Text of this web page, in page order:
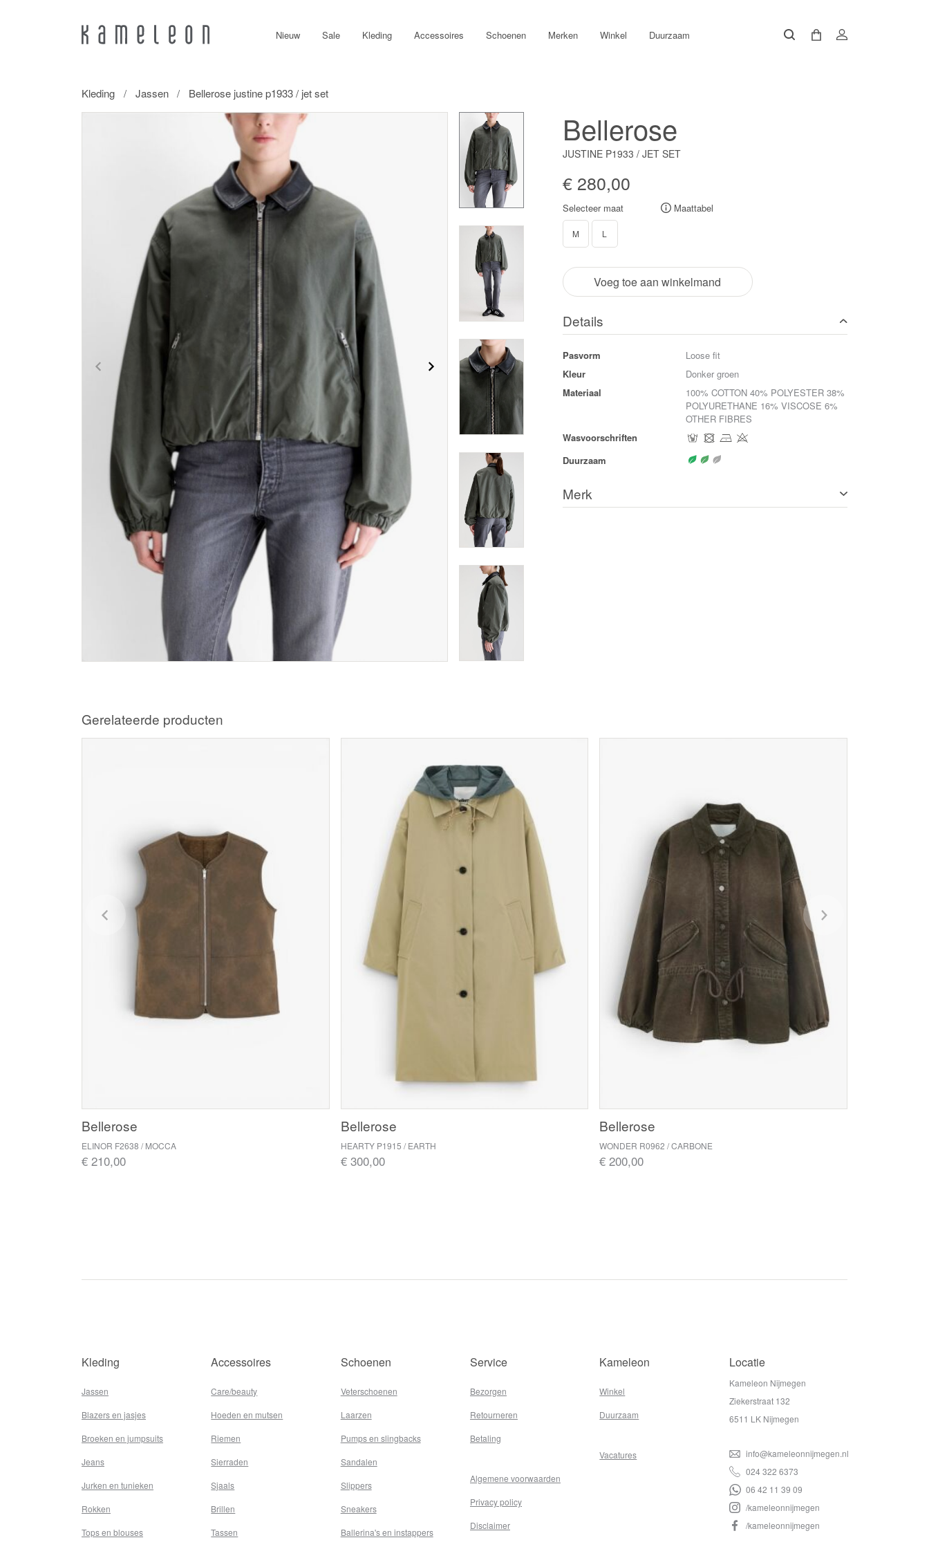
Nieuw Sale Kleding Accessoires Schoenen Merken Winkel Duurzaam
Kleding Jassen Bellerose justine p1933 / jet set
Bellerose
JUSTINE P1933 / JET SET
€ 280,00
Selecteer maat Maattabel
M L
Voeg toe aan winkelmand
Details
Pasvorm
Loose fit
Kleur
Donker groen
Materiaal
100% COTTON 40% POLYESTER 38%
POLYURETHANE 16% VISCOSE 6%
OTHER FIBRES
Wasvoorschriften
Duurzaam
Merk
Gerelateerde producten
Bellerose
ELINOR F2638 / MOCCA
€ 210,00
Bellerose
HEARTY P1915 / EARTH
€ 300,00
Bellerose
WONDER R0962 / CARBONE
€ 200,00
Kleding
Jassen
Blazers en jasjes
Broeken en jumpsuits
Jeans
Jurken en tunieken
Rokken
Tops en blouses
Accessoires
Care/beauty
Hoeden en mutsen
Riemen
Sierraden
Sjaals
Brillen
Tassen
Schoenen
Veterschoenen
Laarzen
Pumps en slingbacks
Sandalen
Slippers
Sneakers
Ballerina's en instappers
Service
Bezorgen
Retourneren
Betaling
Algemene voorwaarden
Privacy policy
Disclaimer
Kameleon
Winkel
Duurzaam
Vacatures
Locatie
Kameleon Nijmegen
Ziekerstraat 132
6511 LK Nijmegen
info@kameleonnijmegen.nl
024 322 6373
06 42 11 39 09
/kameleonnijmegen
/kameleonnijmegen